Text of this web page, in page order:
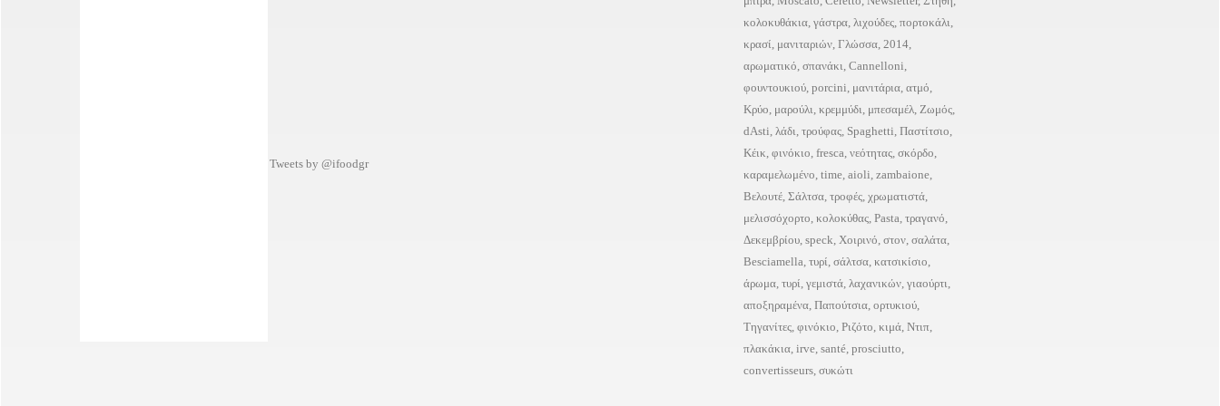
Tweets by @ifoodgr
κολοκυθάκια, γάστρα, λιχούδες, πορτοκάλι,
κρασί, μανιταριών, Γλώσσα, 2014,
αρωματικό, σπανάκι, Cannelloni,
φουντουκιού, porcini, μανιτάρια, ατμό,
Κρύο, μαρούλι, κρεμμύδι, μπεσαμέλ, Ζωμός,
dAsti, λάδι, τρούφας, Spaghetti, Παστίτσιο,
Κέικ, φινόκιο, fresca, νεότητας, σκόρδο,
καραμελωμένο, time, aioli, zambaione,
Βελουτέ, Σάλτσα, τροφές, χρωματιστά,
μελισσόχορτο, κολοκύθας, Pasta, τραγανό,
Δεκεμβρίου, speck, Χοιρινό, στον, σαλάτα,
Besciamella, τυρί, σάλτσα, κατσικίσιο,
άρωμα, τυρί, γεμιστά, λαχανικών, γιαούρτι,
αποξηραμένα, Παπούτσια, ορτυκιού,
Τηγανίτες, φινόκιο, Ριζότο, κιμά, Ντιπ,
πλακάκια, irve, santé, prosciutto,
convertisseurs, συκώτι